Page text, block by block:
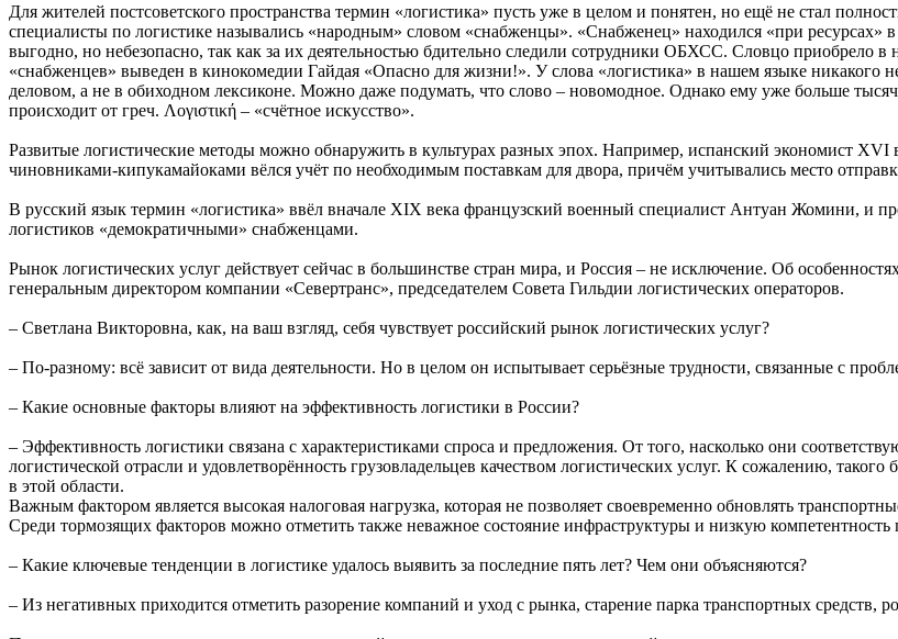
Для жителей постсоветского пространства термин «логистика» пусть уже в целом и понятен, но ещё не стал
специалисты по логистике назывались «народным» словом «снабженцы». «Снабженец» находился «при ресурсах»
выгодно, но небезопасно, так как за их деятельностью бдительно следили сотрудники ОБХСС. Словцо приобрело
«снабженцев» выведен в кинокомедии Гайдая «Опасно для жизни!». У слова «логистика» в нашем языке никакого
деловом, а не в обиходном лексиконе. Можно даже подумать, что слово – новомодное. Однако ему уже больше
происходит от греч. Λογιστική – «счётное искусство».
Развитые логистические методы можно обнаружить в культурах разных эпох. Например, испанский экономист
чиновниками-кипукамайоками вёлся учёт по необходимым поставкам для двора, причём учитывались место
В русский язык термин «логистика» ввёл вначале XIX века французский военный специалист Антуан Жомини, и
логистиков «демократичными» снабженцами.
Рынок логистических услуг действует сейчас в большинстве стран мира, и Россия – не исключение. Об
генеральным директором компании «Севертранс», председателем Совета Гильдии логистических операторов.
– Светлана Викторовна, как, на ваш взгляд, себя чувствует российский рынок логистических услуг?
– По-разному: всё зависит от вида деятельности. Но в целом он испытывает серьёзные трудности, связанные с
– Какие основные факторы влияют на эффективность логистики в России?
– Эффективность логистики связана с характеристиками спроса и предложения. От того, насколько они
логистической отрасли и удовлетворённость грузовладельцев качеством логистических услуг. К сожалению,
в этой области.
Важным фактором является высокая налоговая нагрузка, которая не позволяет своевременно обновлять
Среди тормозящих факторов можно отметить также неважное состояние инфраструктуры и низкую компетентность
– Какие ключевые тенденции в логистике удалось выявить за последние пять лет? Чем они объясняются?
– Из негативных приходится отметить разорение компаний и уход с рынка, старение парка транспортных средств,